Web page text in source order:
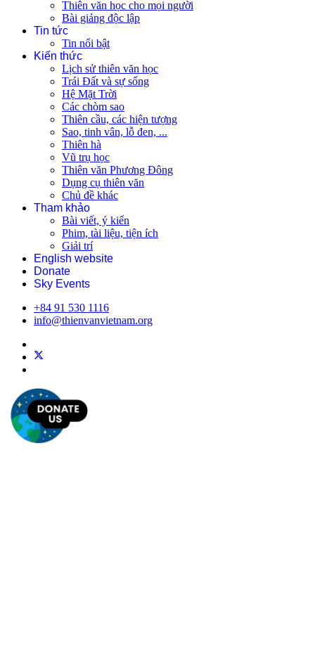
Thiên văn học cho mọi người
Bài giảng độc lập
Tin tức
Tin nổi bật
Kiến thức
Lịch sử thiên văn học
Trái Đất và sự sống
Hệ Mặt Trời
Các chòm sao
Thiên cầu, các hiện tượng
Sao, tinh vân, lỗ đen, ...
Thiên hà
Vũ trụ học
Thiên văn Phương Đông
Dụng cụ thiên văn
Chủ đề khác
Tham khảo
Bài viết, ý kiến
Phim, tài liệu, tiện ích
Giải trí
English website
Donate
Sky Events
+84 91 530 1116
info@thienvanvietnam.org